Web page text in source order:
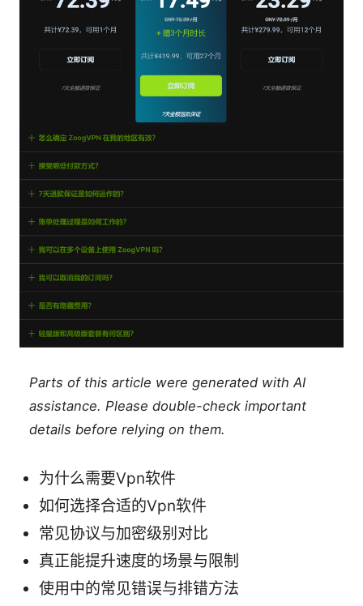
Parts of this article were generated with AI
assistance. Please double-check important
details before relying on them.
为什么需要Vpn软件
如何选择合适的Vpn软件
常见协议与加密级别对比
真正能提升速度的场景与限制
使用中的常见错误与排错方法